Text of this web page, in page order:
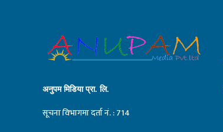
अनुपम मिडिया प्रा. लि.
सूचना विभागमा दर्ता नं. : 714